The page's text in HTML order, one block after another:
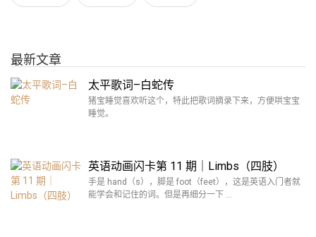
最新文章
太平歌词–白蛇传
猪宝睡觉喜欢听这个，特此把歌词摘录下来，方便哄宝宝
睡觉。
英语动画闪卡第 11 期｜Limbs（四肢）
手是 hand（s），脚是 foot（feet），这是英语入门者就
能学会和记住的词。但是再细分一下 …